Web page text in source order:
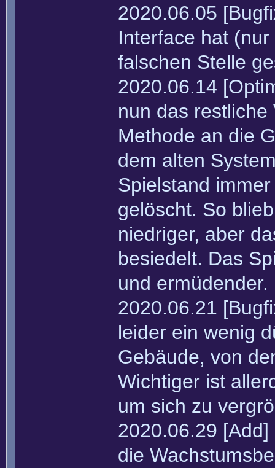
2020.06.05
Interface hat
falschen Stelle
2020.06.14
nun das
Methode an die
dem alten
Spielstand
gelöscht. So
niedriger, aber
besiedelt. Das
und ermüdender.
2020.06.21
leider ein wenig
Gebäude, von
Wichtiger ist
um sich zu
2020.06.29
die